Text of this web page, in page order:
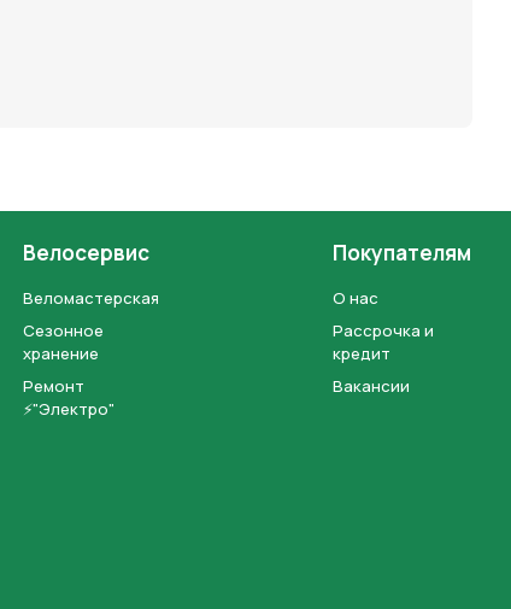
Велосервис
Веломастерская
Сезонное
хранение
Ремонт
⚡"Электро"
Покупателям
О нас
Рассрочка и
кредит
Вакансии